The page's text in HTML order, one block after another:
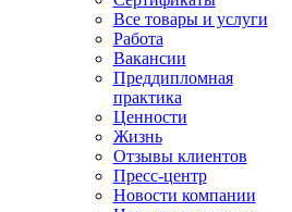
Все товары и услуги
Работа
Вакансии
Преддипломная
практика
Ценности
Жизнь
Отзывы клиентов
Пресс-центр
Новости компании